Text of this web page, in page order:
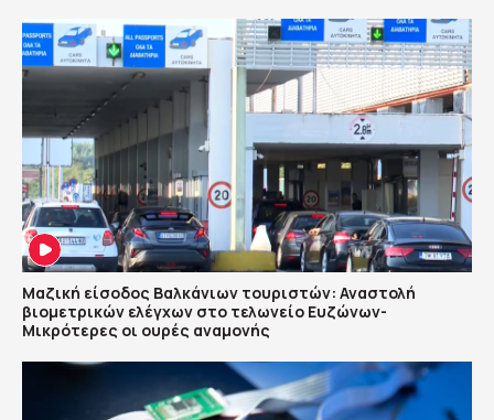
Μαζική είσοδος Βαλκάνιων τουριστών: Αναστολή
βιομετρικών ελέγχων στο τελωνείο Ευζώνων-
Μικρότερες οι ουρές αναμονής